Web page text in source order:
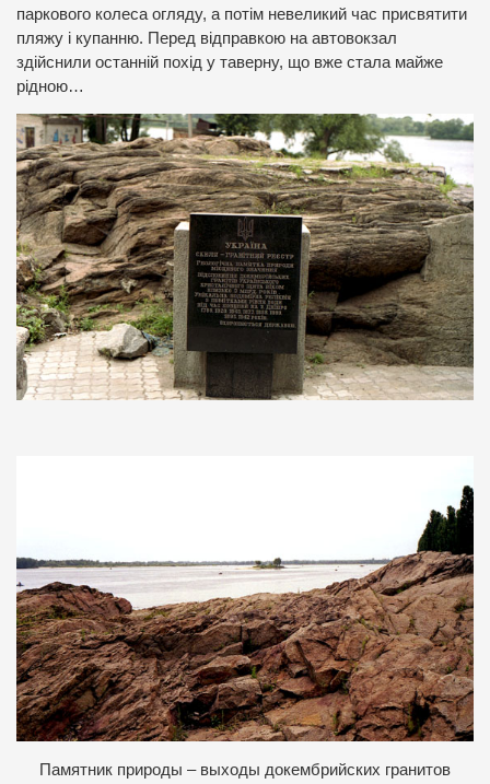
паркового колеса огляду, а потім невеликий час присвятити
пляжу і купанню. Перед відправкою на автовокзал
здійснили останній похід у таверну, що вже стала майже
рідною…
Памятник природы – выходы докембрийских гранитов